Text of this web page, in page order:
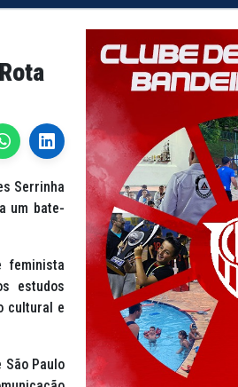
Serrinha
um bate-
feminista
estudos
cultural e
Paulo